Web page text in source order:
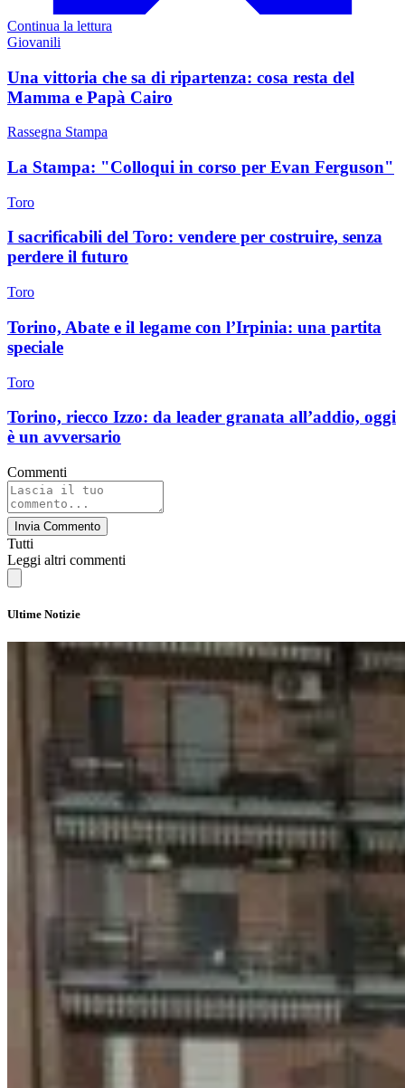
Continua la lettura
Giovanili
Una vittoria che sa di ripartenza: cosa resta del
Mamma e Papà Cairo
Rassegna Stampa
La Stampa: "Colloqui in corso per Evan Ferguson"
Toro
I sacrificabili del Toro: vendere per costruire, senza
perdere il futuro
Toro
Torino, Abate e il legame con l’Irpinia: una partita
speciale
Toro
Torino, riecco Izzo: da leader granata all’addio, oggi
è un avversario
Commenti
Invia Commento
Tutti
Leggi altri commenti
Ultime Notizie